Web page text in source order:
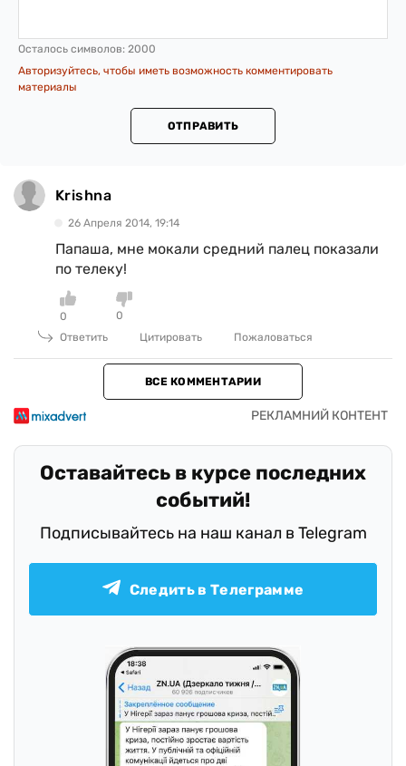
Осталось символов: 2000
Авторизуйтесь, чтобы иметь возможность комментировать
материалы
ОТПРАВИТЬ
Krishna
26 Апреля 2014, 19:14
Папаша, мне мокали средний палец показали
по телеку!
0
0
Ответить
Цитировать Пожаловаться
ВСЕ КОММЕНТАРИИ
Оставайтесь в курсе последних
событий!
Подписывайтесь на наш канал в Telegram
Следить в Телеграмме